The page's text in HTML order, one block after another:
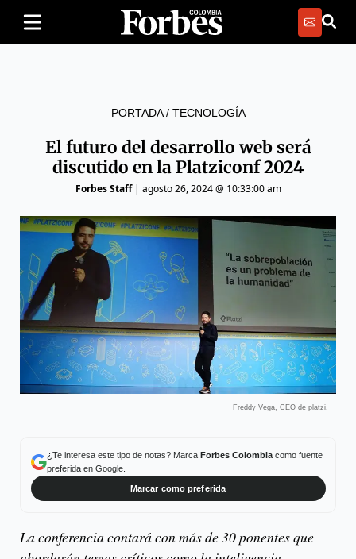
PORTADA/ TECNOLOGÍA
El futuro del desarrollo web será
discutido en la Platziconf 2024
Forbes Staff| agosto 26, 2024 @ 10:33:00 am
Freddy Vega, CEO de platzi.
¿Te interesa este tipo de notas? Marca Forbes Colombiacomo fuente
preferida en Google.
Marcar como preferida
La conferencia contará con más de 30 ponentes que